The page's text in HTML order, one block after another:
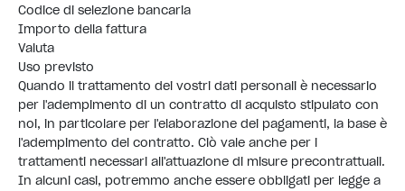
Codice di selezione bancaria
Importo della fattura
Valuta
Uso previsto
Quando il trattamento dei vostri dati personali è necessario
per l'adempimento di un contratto di acquisto stipulato con
noi, in particolare per l'elaborazione dei pagamenti, la base è
l'adempimento del contratto. Ciò vale anche per i
trattamenti necessari all'attuazione di misure precontrattuali.
In alcuni casi, potremmo anche essere obbligati per legge a